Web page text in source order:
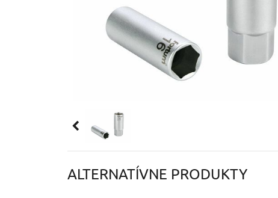
ALTERNATÍVNE PRODUKTY